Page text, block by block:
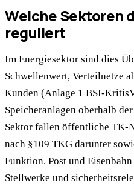
Welche Sektoren
reguliert
Im Energiesektor sind dies
Schwellenwert, Verteilnetze
Kunden (Anlage 1 BSI-
Speicheranlagen oberhalb
Sektor fallen öffentliche TK-
nach §109 TKG darunter
Funktion. Post und
Stellwerke und